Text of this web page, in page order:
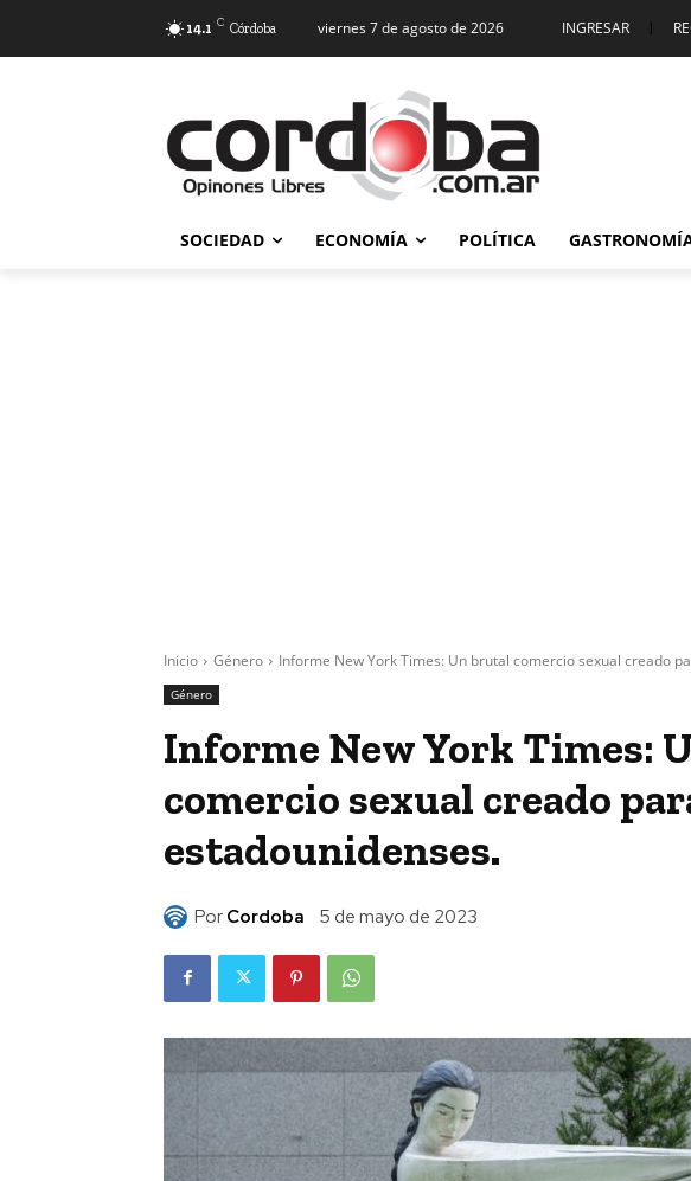
14.1 C Córdoba viernes 7 de agosto de 2026 INGRESAR |
SOCIEDAD ECONOMÍA POLÍTICA
Inicio Género Informe New York Times: Un brutal comercio sexual creado
Género
Informe New York Times:
comercio sexual creado
estadounidenses.
Por Cordoba 5 de mayo de 2023